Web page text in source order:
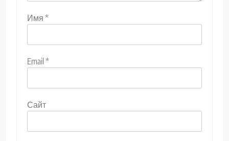
Имя *
Email*
Сайт